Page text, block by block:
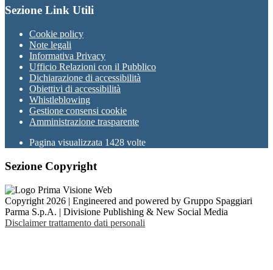
Sezione Link Utili
Cookie policy
Note legali
Informativa Privacy
Ufficio Relazioni con il Pubblico
Dichiarazione di accessibilità
Obiettivi di accessibilità
Whistleblowing
Gestione consensi cookie
Amministrazione trasparente
Pagina visualizzata 1428 volte
Sezione Copyright
Copyright 2026 | Engineered and powered by Gruppo Spaggiari
Parma S.p.A. | Divisione Publishing & New Social Media
Disclaimer trattamento dati personali